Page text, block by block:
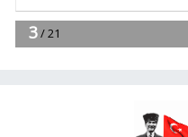
18:48